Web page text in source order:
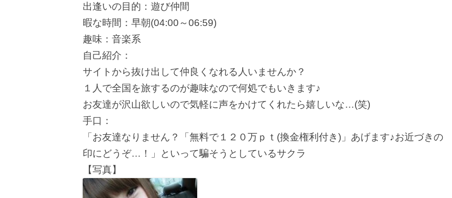
出逢いの目的：遊び仲間
暇な時間：早朝(04:00～06:59)
趣味：音楽系
自己紹介：
サイトから抜け出して仲良くなれる人いませんか？
１人で全国を旅するのが趣味なので何処でもいきます♪
お友達が沢山欲しいので気軽に声をかけてくれたら嬉しいな…(笑)
手口：
「お友達なりません？「無料で１２０万ｐｔ(換金権利付き)」あげます♪お近づきの
印にどうぞ…！」といって騙そうとしているサクラ
【写真】